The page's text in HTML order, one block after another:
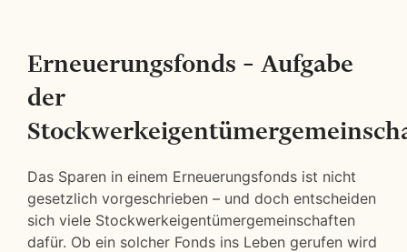
Erneuerungsfonds – Aufgabe
der
Das Sparen in einem Erneuerungsfonds ist nicht
gesetzlich vorgeschrieben – und doch entscheiden
sich viele Stockwerkeigentümergemeinschaften
dafür. Ob ein solcher Fonds ins Leben gerufen wird